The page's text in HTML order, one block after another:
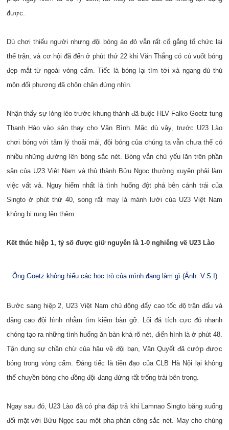
được.
Dù chơi thiếu người nhưng đội bóng áo đỏ vẫn rất cố gắng tổ chức lại
thế trận, và cơ hội đã đến ở phút thứ 22 khi Văn Thắng có cú vuốt bóng
đẹp mắt từ ngoài vòng cấm. Tiếc là bóng lại tìm tới xà ngang dù thủ
môn đối phương đã chôn chân đứng nhìn.
Nhận thấy sự lỏng lẻo trước khung thành đã buộc HLV Falko Goetz tung
Thanh Hào vào sân thay cho Văn Bình. Mặc dù vậy, trước U23 Lào
chơi bóng với tâm lý thoải mái, đội bóng của chúng ta vẫn chưa thể có
nhiều những đường lên bóng sắc nét. Bóng vẫn chủ yếu lăn trên phần
sân của U23 Việt Nam và thủ thành Bửu Ngọc thường xuyên phải làm
việc vất vả. Nguy hiểm nhất là tình huống đột phá bên cánh trái của
Singto ở phút thứ 40, song rất may là mành lưới của U23 Việt Nam
không bị rung lên thêm.
Kết thúc hiệp 1, tỷ số được giữ nguyên là 1-0 nghiêng về U23 Lào
Ông Goetz không hiểu các học trò của mình đang làm gì (Ảnh: V.S.I)
Bước sang hiệp 2, U23 Việt Nam chủ động đẩy cao tốc độ trận đấu và
dâng cao đội hình nhằm tìm kiếm bàn gỡ. Lối đá tích cực đó nhanh
chóng tạo ra những tình huống ăn bàn khá rõ nét, điển hình là ở phút 48.
Tận dụng sự chần chừ của hậu vệ đội bạn, Văn Quyết đã cướp được
bóng trong vòng cấm. Đáng tiếc là tiền đạo của CLB Hà Nội lại không
thể chuyền bóng cho đồng đội đang đứng rất trống trải bên trong.
Ngay sau đó, U23 Lào đã có pha đáp trả khi Lamnao Singto băng xuống
đối mặt với Bửu Ngọc sau một pha phản công sắc nét. May cho chúng